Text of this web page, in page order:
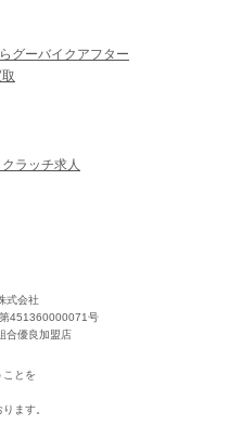
グーバイクアフター
ラッチ求人
式会社
451360000071号
合優良加盟店
ことを
ます。